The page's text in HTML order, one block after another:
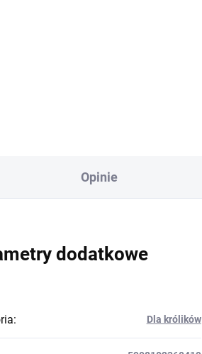
Opinie
dodatkowe
: Dla królików